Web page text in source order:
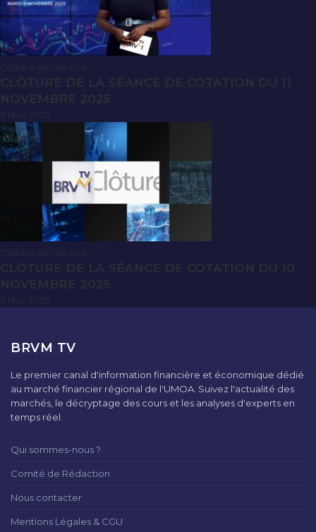
CLÔTURE DE LA SÉANCE DE COTATION DU 11
NOVEMBRE 2025
CLÔTURE DE LA SÉANCE DE COTATION DU 10
NOVEMBRE 2025
BRVM TV
Le premier canal d'information financière et économique dédié
au marché financier régional de l'UMOA. Suivez l'actualité des
marchés, le décryptage des cours et les analyses d'experts en
temps réel.
Qui sommes-nous ?
Comité de Rédaction
Nous contacter
Mentions Légales & CGU